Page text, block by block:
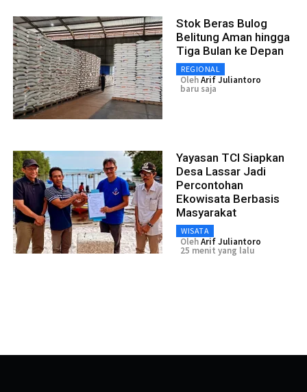
Stok Beras Bulog
Belitung Aman hingga
Tiga Bulan ke Depan
REGIONAL
OlehArif Juliantoro
baru saja
Yayasan TCI Siapkan
Desa Lassar Jadi
Percontohan
Ekowisata Berbasis
Masyarakat
WISATA
OlehArif Juliantoro
25 menit yang lalu